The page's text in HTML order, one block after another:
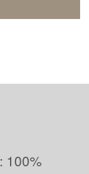
100%